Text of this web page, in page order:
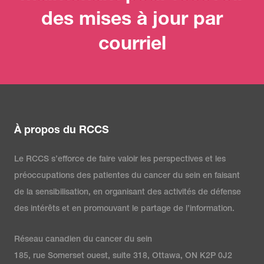
pour ceux-ci s’afficheront.
Stade du cancer du sein :
plusieurs stades du cancer du sein
Choisir une région :Si vous
sélectionnez une ou plusieurs
provinces ou territoires, seule la liste
des médicaments financés
s’affichera. Laissez ce filtre vide si
traitements spécifiques à votre cas.
Comprendre le processus
publics au Canada est long et
nombreuses étapes, il n’est pas
linéaire et peut inclure des
exceptions qui ne sont pas toujours
provinces et les territoires peuvent
également approuver un traitement
des mises à jour par
courriel
À propos du RCCS
Le RCCS s’efforce de faire valoir les perspectives et les
préoccupations des patientes du cancer du sein en faisant
de la sensibilisation, en organisant des activités de défense
des intérêts et en promouvant le partage de l’information.
Réseau canadien du cancer du sein
185, rue Somerset ouest, suite 318, Ottawa, ON K2P 0J2